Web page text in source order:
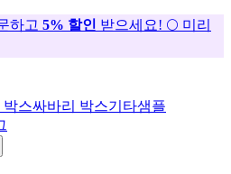
하고 5% 할인 받으세요! 🌕 미리
박스싸바리 박스기타샘플